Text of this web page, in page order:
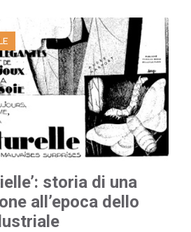
storia di una
all’epoca dello